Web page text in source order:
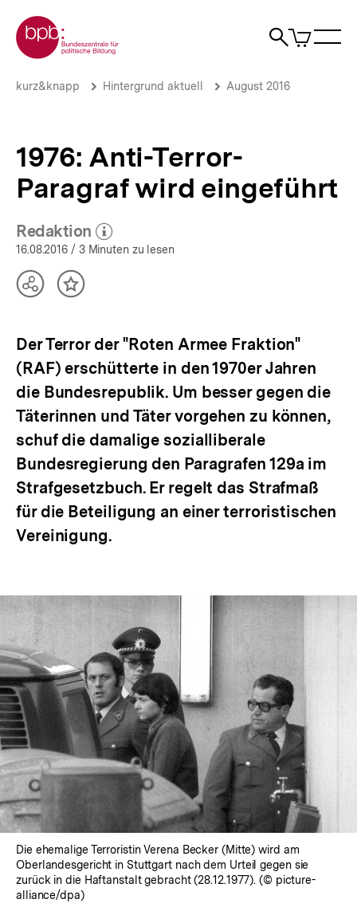
zum
Seiteninhalt
springen
Zur Startseite der bpb
Suche
Artikel
im
1976:
wird
eingeführt
Hintergrund
bpb.de
Brotkrümelnavigation
Pfadnavigation
kurz&knapp Hintergrund aktuell August 2016
1976: Anti-Terror-
Paragraf wird eingeführt
Redaktion
(Mehr zum Autor)
öffnen
16.08.2016 / 3 Minuten zu lesen
TeilenInhalt
Der Terror der "Roten Armee Fraktion"
(RAF) erschütterte in den 1970er Jahren
die Bundesrepublik. Um besser gegen die
Täterinnen und Täter vorgehen zu können,
schuf die damalige sozialliberale
Bundesregierung den Paragrafen 129a im
Strafgesetzbuch. Er regelt das Strafmaß
für die Beteiligung an einer terroristischen
Vereinigung.
Die ehemalige Terroristin Verena Becker (Mitte) wird am
Oberlandesgericht in Stuttgart nach dem Urteil gegen sie
zurück in die Haftanstalt gebracht (28.12.1977). (© picture-
alliance/dpa)